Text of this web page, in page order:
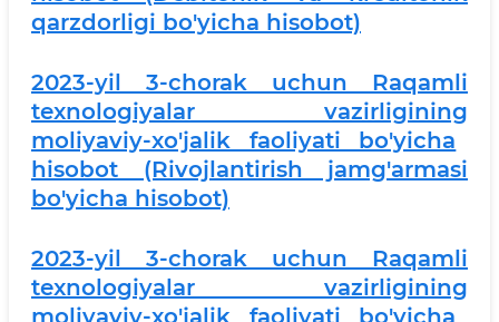
qarzdorligi bo'yicha hisobot)
2023-yil 3-chorak uchun Raqamli
texnologiyalar vazirligining
moliyaviy-xo'jalik faoliyati bo'yicha
hisobot (Rivojlantirish jamg'armasi
bo'yicha hisobot)
2023-yil 3-chorak uchun Raqamli
texnologiyalar vazirligining
moliyaviy-xo'jalik faoliyati bo'yicha